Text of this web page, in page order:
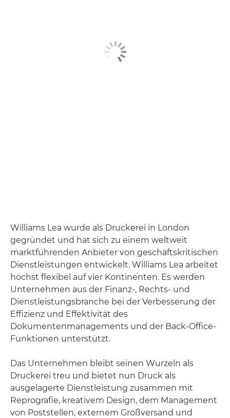
Williams Lea wurde als Druckerei in London
gegründet und hat sich zu einem weltweit
marktführenden Anbieter von geschäftskritischen
Dienstleistungen entwickelt. Williams Lea arbeitet
höchst flexibel auf vier Kontinenten. Es werden
Unternehmen aus der Finanz-, Rechts- und
Dienstleistungsbranche bei der Verbesserung der
Effizienz und Effektivität des
Dokumentenmanagements und der Back-Office-
Funktionen unterstützt.
Das Unternehmen bleibt seinen Wurzeln als
Druckerei treu und bietet nun Druck als
ausgelagerte Dienstleistung zusammen mit
Reprografie, kreativem Design, dem Management
von Poststellen, externem Großversand und